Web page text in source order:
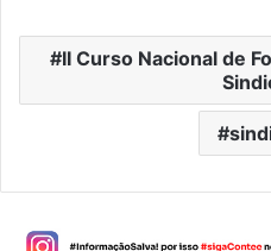
II Curso Nacional de